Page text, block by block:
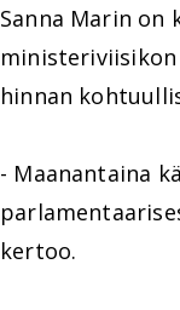
Sanna Marin
hinnan
- Maanantaina
kertoo.